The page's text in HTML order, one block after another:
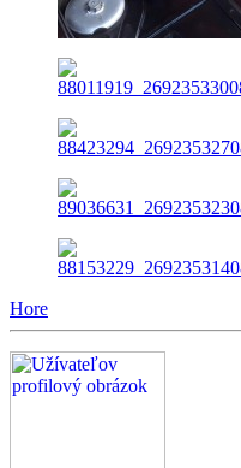
Hore